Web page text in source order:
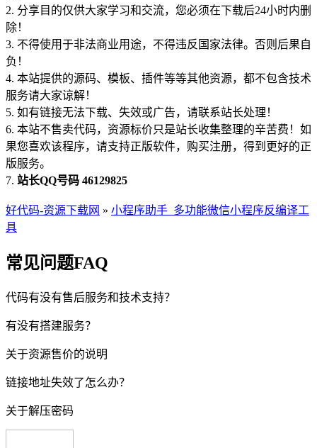
2. 分享目的仅供大家学习和交流，您必须在下载后24小时内删
除！
3. 不得使用于非法商业用途，不得违反国家法律。否则后果自
负！
4. 本站提供的源码、模板、插件等等其他资源，都不包含技术
服务请大家谅解！
5. 如有链接无法下载、失效或广告，请联系站长处理！
6. 本站不售卖代码，资源标价只是站长收集整理的辛苦费！如
果您喜欢该程序，请支持正版软件，购买注册，得到更好的正
版服务。
7. 站长QQ号码 46129825
好代码-资源下载网 » 小程序助手_多功能微信小程序反编译工
具
常见问题FAQ
代码有没有售后服务和技术支持？
有没有搭建服务？
关于资源售价的说明
链接地址失效了怎么办？
关于解压密码